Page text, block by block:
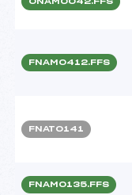
FNAM0412.FFS
FNAT0141
FNAM0135.FFS